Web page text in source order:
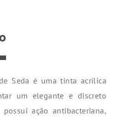
Seda é uma tinta acrílica
um elegante e discreto
ação antibacteriana,